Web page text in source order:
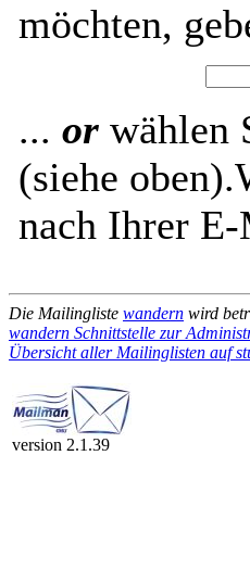
möchten,
... or wählen
(siehe
nach Ihrer
Die Mailingliste wandern wird
wandern Schnittstelle zur
Übersicht aller Mailinglisten auf
version 2.1.39